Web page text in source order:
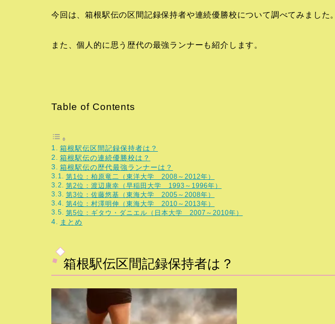
今回は、箱根駅伝の区間記録保持者や連続優勝校について調べてみました。
また、個人的に思う歴代の最強ランナーも紹介します。
Table of Contents
箱根駅伝区間記録保持者は？
箱根駅伝の連続優勝校は？
箱根駅伝の歴代最強ランナーは？
第1位：柏原竜二（東洋大学 2008～2012年）
第2位：渡辺康幸（早稲田大学 1993～1996年）
第3位：佐藤悠基（東海大学 2005～2008年）
第4位：村澤明伸（東海大学 2010～2013年）
第5位：ギタウ・ダニエル（日本大学 2007～2010年）
まとめ
箱根駅伝区間記録保持者は？